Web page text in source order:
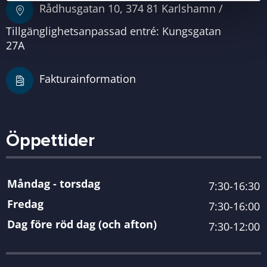
Rådhusgatan 10, 374 81 Karlshamn /
Tillgänglighetsanpassad entré: Kungsgatan
27A
Fakturainformation
Öppettider
Måndag - torsdag
7:30-16:30
Fredag
7:30-16:00
Dag före röd dag (och afton)
7:30-12:00